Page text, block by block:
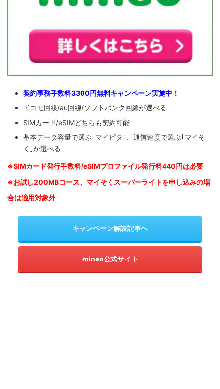
契約事務手数料3300円無料キャンペーン実施中！
ドコモ回線/au回線/ソフトバンク回線が選べる
SIMカード/eSIMどちらも契約可能
基本データ容量で選ぶ｢マイピタ｣、通信速度で選ぶ｢マイそ
く｣が選べる
※SIMカード発行手数料/eSIMプロファイル発行料440円は必要
※お試し200MBコース、マイそくスーパーライトを申し込みの場
合は適用対象外
キャンペーン解説記事へ
mineo公式サイト